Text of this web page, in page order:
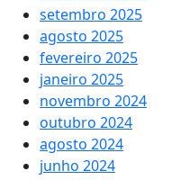
setembro 2025
agosto 2025
fevereiro 2025
janeiro 2025
novembro 2024
outubro 2024
agosto 2024
junho 2024